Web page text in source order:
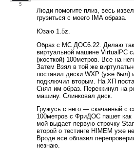
5
Люди помогите плиз, весь
грузиться с моего IMA образа.
Юзаю 1.5z.
Образ с МС ДОС6.22. Делаю
виртуальной машине VirtualPC
(жосткой) 100метров. Все на
Затем Взял в той же
поставил диски WXP (уже был)
подключил вторым. На ХП
Снял им образ. Переккинул на
машину. Слинковал диск.
Гружусь с него — скачанный с
100метров с ФриДОС пашет как
мой выдает первую строчку
второй о тестинге HIMEM уже
Вроде все облазил
незнаю.